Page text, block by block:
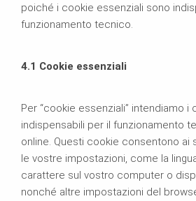
poiché i cookie essenziali sono
funzionamento tecnico.
4.1 Cookie essenziali
Per “cookie essenziali” intendiamo i
indispensabili per il funzionamento
online. Questi cookie consentono ai
le vostre impostazioni, come la
carattere sul vostro computer o
nonché altre impostazioni del